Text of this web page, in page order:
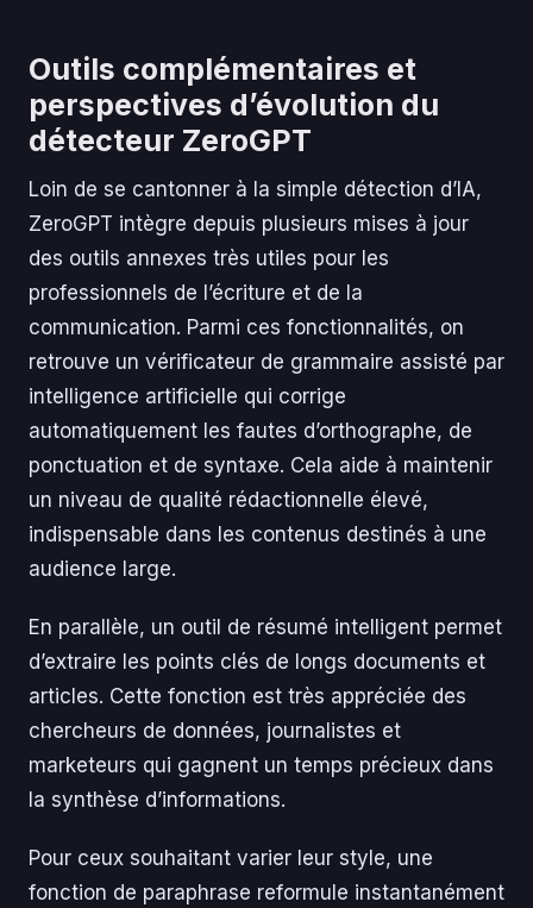
Outils complémentaires et
perspectives d’évolution du
détecteur ZeroGPT
Loin de se cantonner à la simple détection d’IA,
ZeroGPT intègre depuis plusieurs mises à jour
des outils annexes très utiles pour les
professionnels de l’écriture et de la
communication. Parmi ces fonctionnalités, on
retrouve un vérificateur de grammaire assisté par
intelligence artificielle qui corrige
automatiquement les fautes d’orthographe, de
ponctuation et de syntaxe. Cela aide à maintenir
un niveau de qualité rédactionnelle élevé,
indispensable dans les contenus destinés à une
audience large.
En parallèle, un outil de résumé intelligent permet
d’extraire les points clés de longs documents et
articles. Cette fonction est très appréciée des
chercheurs de données, journalistes et
marketeurs qui gagnent un temps précieux dans
la synthèse d’informations.
Pour ceux souhaitant varier leur style, une
fonction de paraphrase reformule instantanément